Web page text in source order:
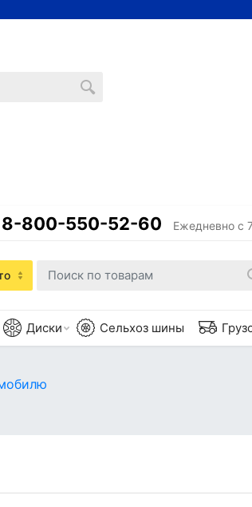
8-800-550-52-60 Ежедневно с
Диски Сельхоз шины